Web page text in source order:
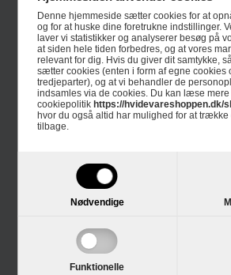
Denne hjemmeside sætter cookies for at
og for at huske dine foretrukne indstillinger.
laver vi statistikker og analyserer besøg på
at siden hele tiden forbedres, og at vores
relevant for dig. Hvis du giver dit samtykke,
sætter cookies (enten i form af egne cookies
tredjeparter), og at vi behandler de
indsamles via de cookies. Du kan læse
cookiepolitikhttps://hvidevareshoppen.dk/
hvor du også altid har mulighed for at trække
tilbage.
Nødvendige
Funktionelle
Informationer
Om
Trustpilot
E-mærket